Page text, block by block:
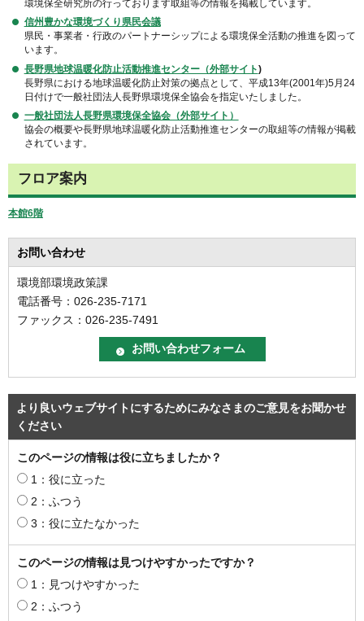
環境保全研究所の行っております取組等の情報を掲載しています。
信州豊かな環境づくり県民会議
県民・事業者・行政のパートナーシップによる環境保全活動の推進を図って
います。
長野県地球温暖化防止活動推進センター（外部サイト)
長野県における地球温暖化防止対策の拠点として、平成13年(2001年)5月24
日付けで一般社団法人長野県環境保全協会を指定いたしました。
一般社団法人長野県環境保全協会（外部サイト）
協会の概要や長野県地球温暖化防止活動推進センターの取組等の情報が掲載
されています。
フロア案内
本館6階
お問い合わせ
環境部環境政策課
電話番号：026-235-7171
ファックス：026-235-7491
より良いウェブサイトにするためにみなさまのご意見をお聞かせ
ください
このページの情報は役に立ちましたか？
1：役に立った
2：ふつう
3：役に立たなかった
このページの情報は見つけやすかったですか？
1：見つけやすかった
2：ふつう